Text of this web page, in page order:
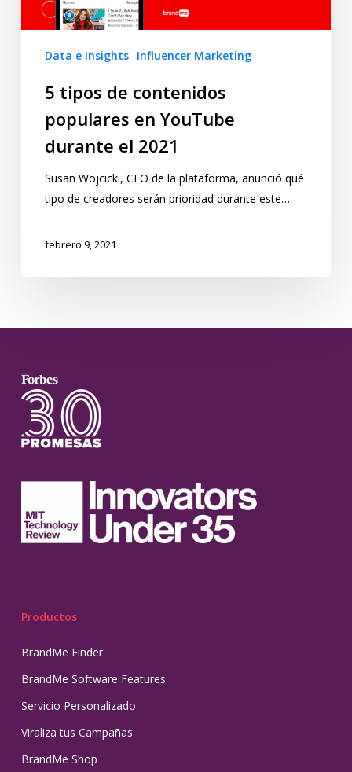
Data e Insights Influencer Marketing
5 tipos de contenidos
populares en YouTube
durante el 2021
Susan Wojcicki, CEO de la plataforma, anunció qué
tipo de creadores serán prioridad durante este…
febrero 9, 2021
Productos
BrandMe Finder
BrandMe Software Features
Servicio Personalizado
Viraliza tus Campañas
BrandMe Shop